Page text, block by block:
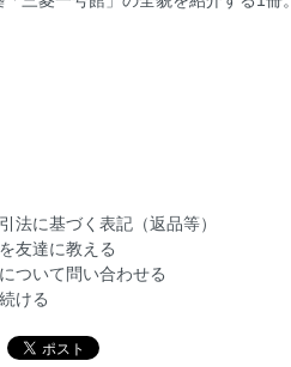
法に基づく表記（返品等）
友達に教える
ついて問い合わせる
ける